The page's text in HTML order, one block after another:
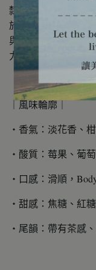
隸屬 Mugaga 合作
於經典的傳統肯亞
與清洗，重視品質
力，透過精緻的處
｜風味輪廓｜
・香氣：淡花香、
・酸質：莓果、葡
・口感：滑順，
・甜感：焦糖、紅
・尾韻：帶有茶感